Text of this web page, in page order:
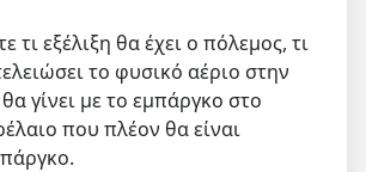
τι εξέλιξη θα έχει ο πόλεμος, τι
το φυσικό αέριο στην
θα γίνει με το εμπάργκο στο
που πλέον θα είναι